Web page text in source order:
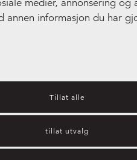
annen informasjon du har
Tillat alle
tillat utvalg